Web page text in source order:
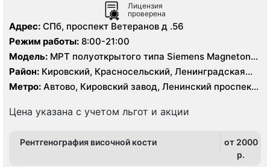
Лицензия
проверена
Адрес: СПб, проспект Ветеранов д .56
Режим работы: 8:00-21:00
Модель: МРТ полуоткрытого типа Siemens Magneton
Espree 1.5 Тесла, КТ Siemens Somatom Definition AS 64
среза
Район: Кировский, Красносельский, Ленинградская
область, Московский, Петродворцовый
Метро: Автово, Кировский завод, Ленинский проспект,
Цена указана с учетом льгот и акции
Рентгенография височной кости
от 2000
p.